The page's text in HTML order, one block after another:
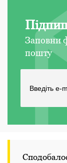
Заповни
пошту